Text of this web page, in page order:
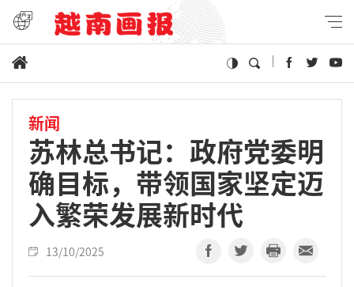
新闻
苏林总书记：政府党委明
确目标，带领国家坚定迈
入繁荣发展新时代
13/10/2025